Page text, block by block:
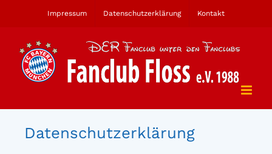
Impressum Datenschutzerklärung Kontakt
Datenschutzerklärung